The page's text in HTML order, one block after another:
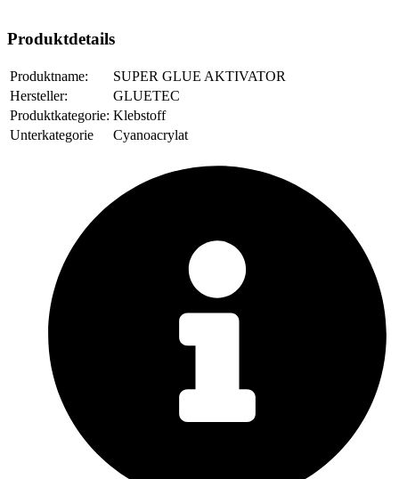
Produktdetails
Produktname:
SUPER GLUE AKTIVATOR
Hersteller:
GLUETEC
Produktkategorie: Klebstoff
Unterkategorie
Cyanoacrylat